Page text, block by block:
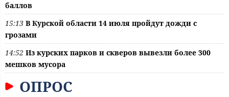
баллов
15:13 В Курской области 14 июля пройдут дожди с
грозами
14:52 Из курских парков и скверов вывезли более 300
мешков мусора
ОПРОС